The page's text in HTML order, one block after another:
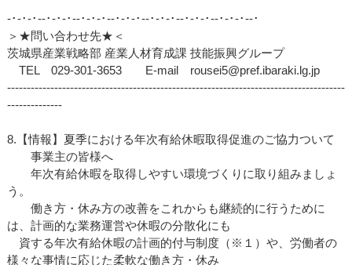
‐･‐･‐･‐‐･‐･‐･‐‐･‐･‐･‐‐･‐･‐･‐‐･‐･‐･‐‐･‐･‐･‐‐･‐･‐･‐‐･
＞★問い合わせ先★＜
茨城県産業戦略部 産業人材育成課 技能振興グループ
TEL 029-301-3653 E-mail rousei5@pref.ibaraki.lg.jp
--------------------------------------------------------------------------------------
--------------
8.【情報】夏季における年次有給休暇取得促進のご協力ついて
事業主の皆様へ
年次有給休暇を取得しやすい環境づくりに取り組みましょ
う。
働き方・休み方の改善をこれからも継続的に行うために
は、計画的な業務運営や休暇の分散化にも
資する年次有給休暇の計画的付与制度（※１）や、労働者の
様々な事情に応じた柔軟な働き方・休み